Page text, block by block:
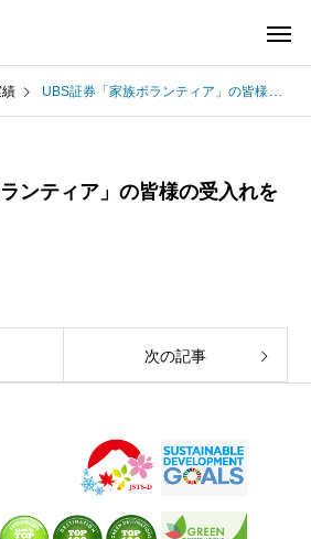
UBS証券「家族ボランティア」の皆様の受入れを行いました
ンティア」の皆様の受入れを
次の記事